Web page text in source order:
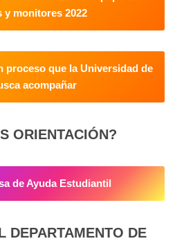
y monitores 2022
proceso que la Universidad de
acompañar
ORIENTACIÓN?
de Ayuda Estudiantil
DEPARTAMENTO DE